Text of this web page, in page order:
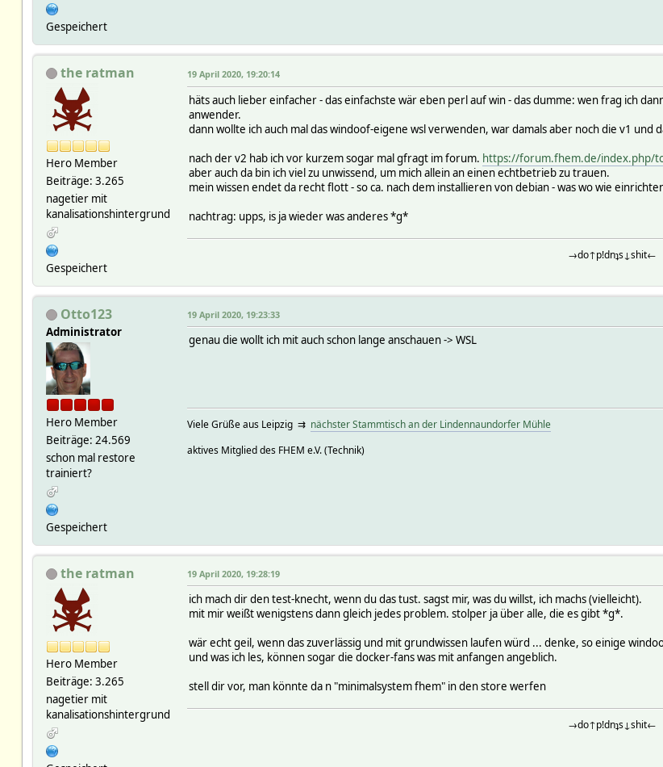
Gespeichert
the ratman
Hero Member
Beiträge: 3.265
nagetier mit
kanalisationshintergrund
Gespeichert
19 April 2020, 19:20:14
häts auch lieber einfacher - das einfachste wär eben perl auf win - das dumme: wen frag ich
anwender.
dann wollte ich auch mal das windoof-eigene wsl verwenden, war damals aber noch die v1 und
nach der v2 hab ich vor kurzem sogar mal gfragt im forum. https://forum.fhem.de/index.php/
aber auch da bin ich viel zu unwissend, um mich allein an einen echtbetrieb zu trauen.
mein wissen endet da recht flott - so ca. nach dem installieren von debian - was wo wie
nachtrag: upps, is ja wieder was anderes *g*
→do↑p!dnʇs↓shit←
Otto123
Administrator
Hero Member
Beiträge: 24.569
schon mal restore
trainiert?
Gespeichert
19 April 2020, 19:23:33
genau die wollt ich mit auch schon lange anschauen -> WSL
Viele Grüße aus Leipzig ⇉ nächster Stammtisch an der Lindennaundorfer Mühle
aktives Mitglied des FHEM e.V. (Technik)
the ratman
Hero Member
Beiträge: 3.265
nagetier mit
kanalisationshintergrund
19 April 2020, 19:28:19
ich mach dir den test-knecht, wenn du das tust. sagst mir, was du willst, ich machs (vielleicht).
mit mir weißt wenigstens dann gleich jedes problem. stolper ja über alle, die es gibt *g*.
wär echt geil, wenn das zuverlässig und mit grundwissen laufen würd ... denke, so einige
und was ich les, können sogar die docker-fans was mit anfangen angeblich.
stell dir vor, man könnte da n "minimalsystem fhem" in den store werfen
→do↑p!dnʇs↓shit←